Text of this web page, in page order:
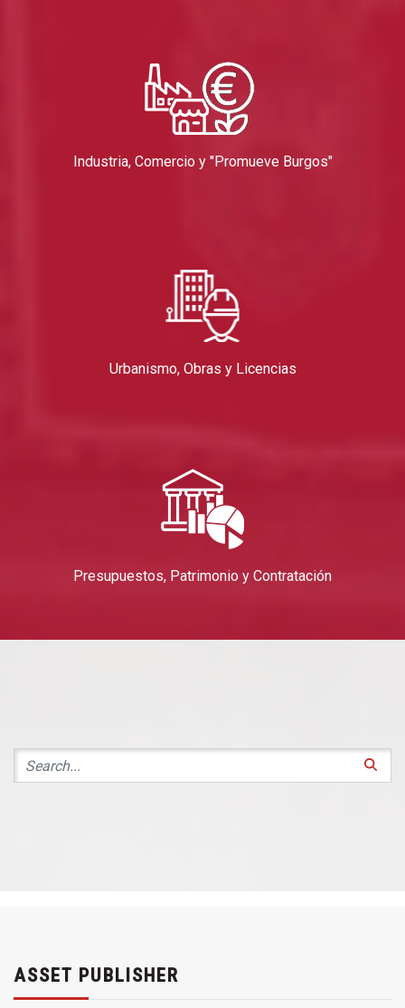
Industria, Comercio y "Promueve Burgos"
Urbanismo, Obras y Licencias
Presupuestos, Patrimonio y Contratación
ASSET PUBLISHER